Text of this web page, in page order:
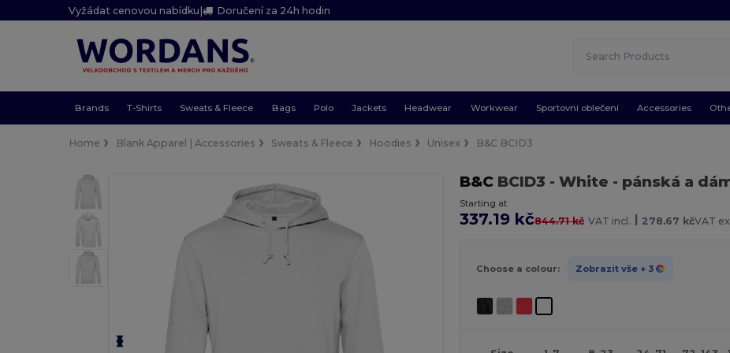
Vyžádat cenovou nabídku| Doručení za 24h hodin
Brands T-Shirts Sweats & Fleece Bags Polo Jackets Headwear Workwear Sportovní oblečení Accessories
Home Blank Apparel | Accessories Sweats & Fleece Hoodies Unisex B&C BCID3
B&CBCID3 - White - pánská a
Starting at
337.19 kč844.71 kč VAT incl. | 278.67 kčVAT
Choose a colour: Zobrazit vše + 3